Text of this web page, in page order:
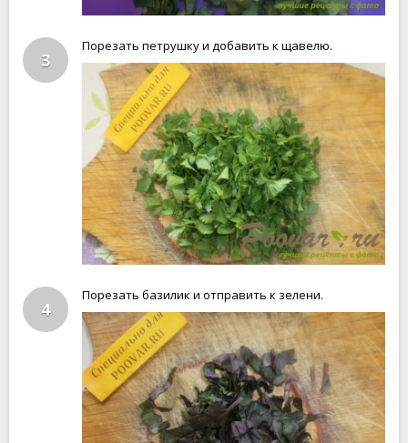
3
Порезать петрушку и добавить к щавелю.
4
Порезать базилик и отправить к зелени.